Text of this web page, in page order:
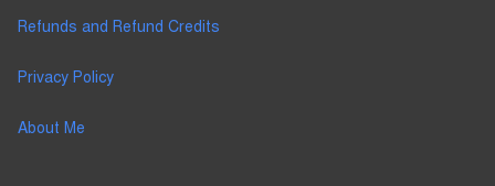
Refunds and Refund Credits
Privacy Policy
About Me